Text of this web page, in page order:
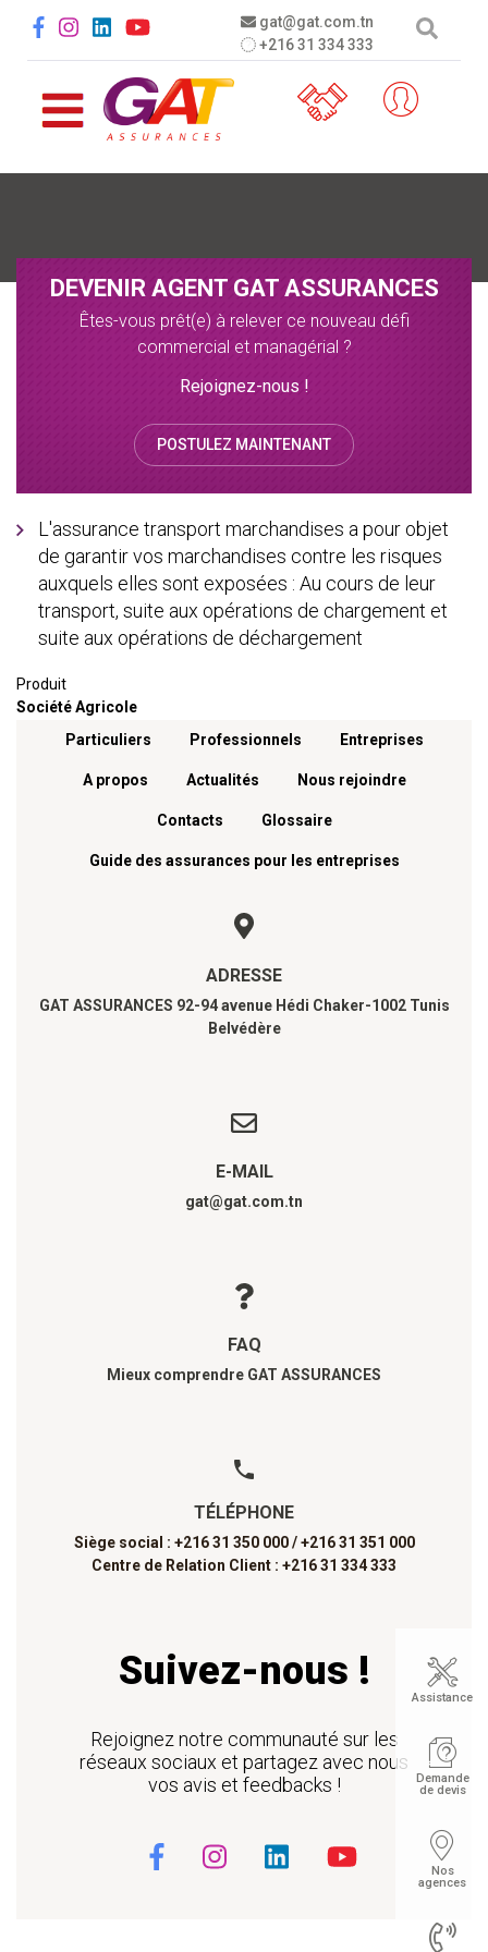
gat@gat.com.tn
+216 31 334 333
Social menu
DEVENIR AGENT GAT ASSURANCES
Êtes-vous prêt(e) à relever ce nouveau défi
commercial et managérial ?
Rejoignez-nous !
POSTULEZ MAINTENANT
L'assurance transport marchandises a pour objet
de garantir vos marchandises contre les risques
auxquels elles sont exposées : Au cours de leur
transport, suite aux opérations de chargement et
suite aux opérations de déchargement
Produit
Société Agricole
Menu footer
Particuliers Professionnels Entreprises
A propos Actualités Nous rejoindre
Contacts Glossaire
Guide des assurances pour les entreprises
ADRESSE
GAT ASSURANCES 92-94 avenue Hédi Chaker-1002 Tunis
Belvédère
E-MAIL
gat@gat.com.tn
FAQ
Mieux comprendre GAT ASSURANCES
TÉLÉPHONE
Siège social : +216 31 350 000 / +216 31 351 000
Centre de Relation Client : +216 31 334 333
Suivez-nous !
Rejoignez notre communauté sur les
réseaux sociaux et partagez avec nous
vos avis et feedbacks !
Assistance
Demande
de devis
Nos
agences